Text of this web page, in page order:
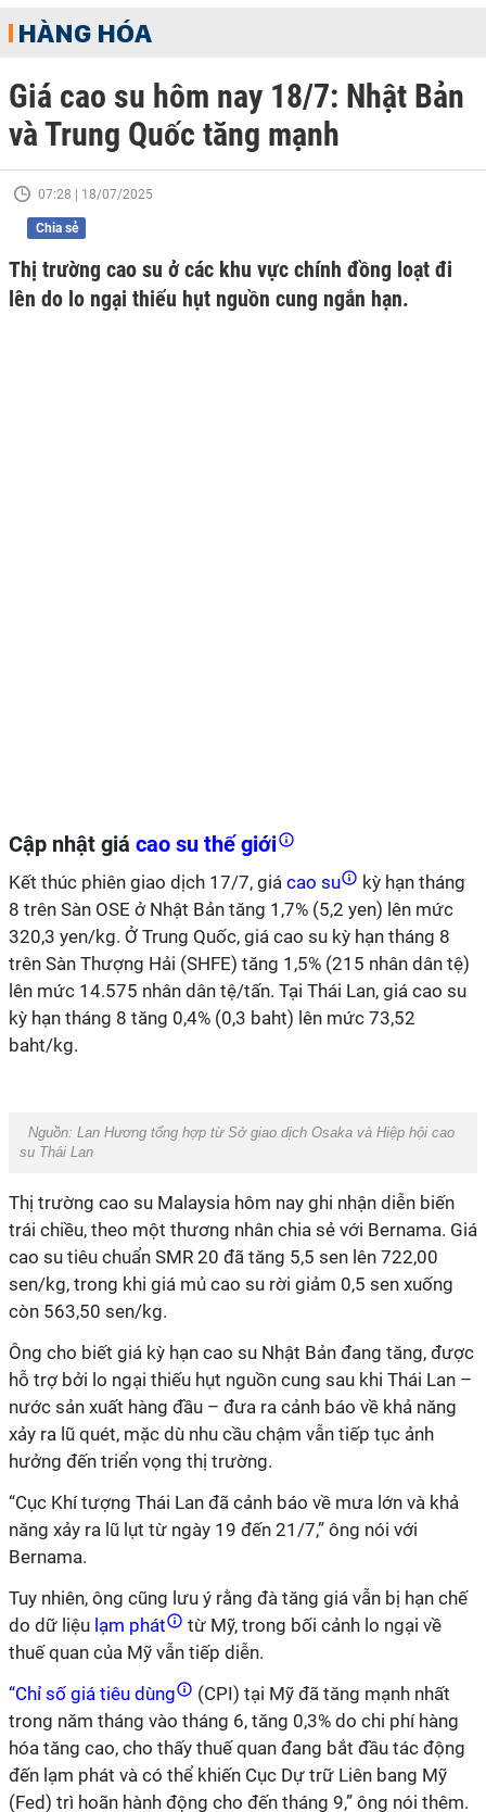
HÀNG HÓA
Giá cao su hôm nay 18/7: Nhật Bản
và Trung Quốc tăng mạnh
07:28 | 18/07/2025
Chia sẻ
Thị trường cao su ở các khu vực chính đồng loạt đi
lên do lo ngại thiếu hụt nguồn cung ngắn hạn.
Cập nhật giá cao su thế giới
Kết thúc phiên giao dịch 17/7, giá cao su
kỳ hạn tháng
8 trên Sàn OSE ở Nhật Bản tăng 1,7% (5,2 yen) lên mức
320,3 yen/kg. Ở Trung Quốc, giá cao su kỳ hạn tháng 8
trên Sàn Thượng Hải (SHFE) tăng 1,5% (215 nhân dân tệ)
lên mức 14.575 nhân dân tệ/tấn. Tại Thái Lan, giá cao su
kỳ hạn tháng 8 tăng 0,4% (0,3 baht) lên mức 73,52
baht/kg.
Nguồn: Lan Hương tổng hợp từ Sở giao dịch Osaka và Hiệp hội cao
su Thái Lan
Thị trường cao su Malaysia hôm nay ghi nhận diễn biến
trái chiều, theo một thương nhân chia sẻ với Bernama. Giá
cao su tiêu chuẩn SMR 20 đã tăng 5,5 sen lên 722,00
sen/kg, trong khi giá mủ cao su rời giảm 0,5 sen xuống
còn 563,50 sen/kg.
Ông cho biết giá kỳ hạn cao su Nhật Bản đang tăng, được
hỗ trợ bởi lo ngại thiếu hụt nguồn cung sau khi Thái Lan –
nước sản xuất hàng đầu – đưa ra cảnh báo về khả năng
xảy ra lũ quét, mặc dù nhu cầu chậm vẫn tiếp tục ảnh
hưởng đến triển vọng thị trường.
“Cục Khí tượng Thái Lan đã cảnh báo về mưa lớn và khả
năng xảy ra lũ lụt từ ngày 19 đến 21/7,” ông nói với
Bernama.
Tuy nhiên, ông cũng lưu ý rằng đà tăng giá vẫn bị hạn chế
do dữ liệu lạm phát
từ Mỹ, trong bối cảnh lo ngại về
thuế quan của Mỹ vẫn tiếp diễn.
“Chỉ số giá tiêu dùng
(CPI) tại Mỹ đã tăng mạnh nhất
trong năm tháng vào tháng 6, tăng 0,3% do chi phí hàng
hóa tăng cao, cho thấy thuế quan đang bắt đầu tác động
đến lạm phát và có thể khiến Cục Dự trữ Liên bang Mỹ
(Fed) trì hoãn hành động cho đến tháng 9,” ông nói thêm.